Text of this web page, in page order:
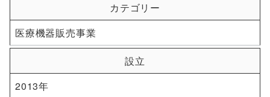
カテゴリー
医療機器販売事業
設立
2013年